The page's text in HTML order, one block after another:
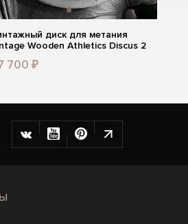
диск для метания
Wooden Athletics Discus 2
700 ₽